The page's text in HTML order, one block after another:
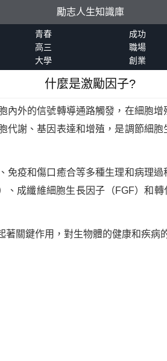
勵志人生知識庫
青春 成功
高三 職場
大學 創業
什麼是激勵因子?
內外的信號轉導通路觸發，在細胞
代謝、基因表達和增殖，是調節細
免疫和傷口癒合等多種生理和病理
、成纖維細胞生長因子（FGF）和
關鍵作用，對生物體的健康和疾病